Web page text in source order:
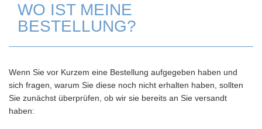
WO IST MEINE
BESTELLUNG?
Wenn Sie vor Kurzem eine Bestellung aufgegeben haben und
sich fragen, warum Sie diese noch nicht erhalten haben, sollten
Sie zunächst überprüfen, ob wir sie bereits an Sie versandt
haben: